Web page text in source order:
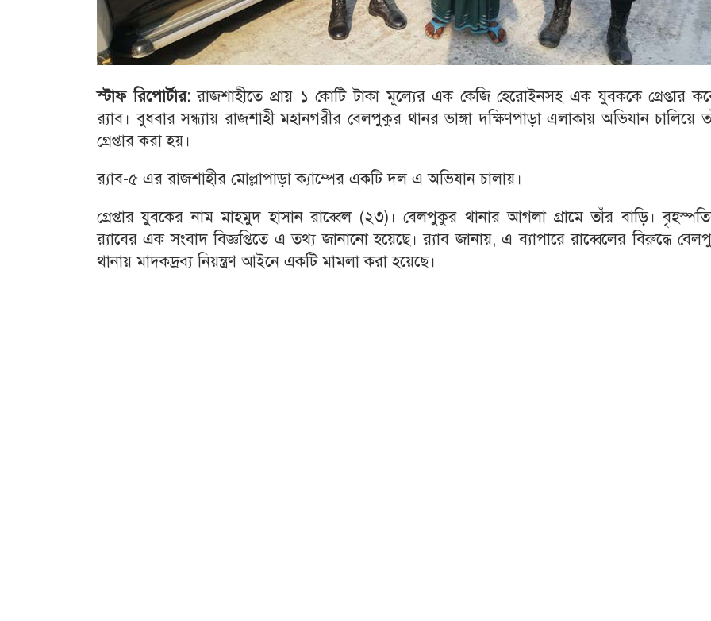
স্টাফ রিপোর্টার:রাজশাহীতে প্রায় ১ কোটি টাকা মূল্যের এক কেজি হেরোইনসহ এক যুবককে গ্রেপ্তার
র‌্যাব। বুধবার সন্ধ্যায় রাজশাহী মহানগরীর বেলপুকুর থানর ভাঙ্গা দক্ষিণপাড়া এলাকায় অভিযান চালিয়ে
গ্রেপ্তার করা হয়।
র‌্যাব-৫ এর রাজশাহীর মোল্লাপাড়া ক্যাম্পের একটি দল এ অভিযান চালায়।
গ্রেপ্তার যুবকের নাম মাহমুদ হাসান রাব্বেল (২৩)। বেলপুকুর থানার আগলা গ্রামে তাঁর বাড়ি।
র‌্যাবের এক সংবাদ বিজ্ঞপ্তিতে এ তথ্য জানানো হয়েছে। র‌্যাব জানায়, এ ব্যাপারে রাব্বেলের বিরুদ্ধে
থানায় মাদকদ্রব্য নিয়ন্ত্রণ আইনে একটি মামলা করা হয়েছে।